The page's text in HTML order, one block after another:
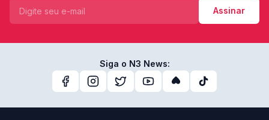
Assinar
Siga o N3 News: